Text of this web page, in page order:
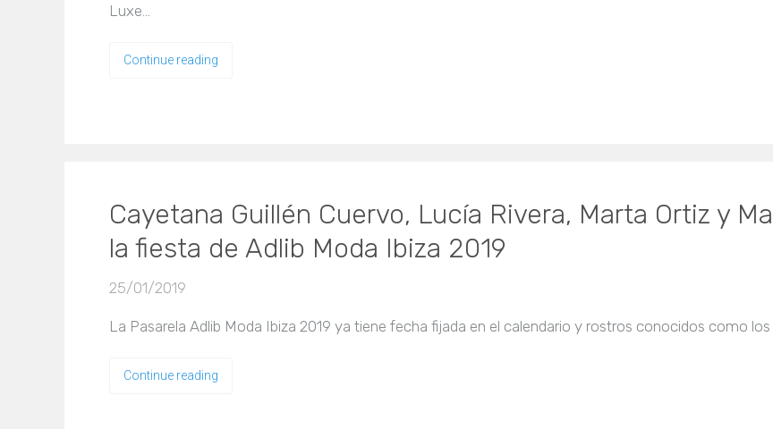
Luxe…
Continue reading
Cayetana Guillén Cuervo, Lucía Rivera, Marta Ortiz y
la fiesta de Adlib Moda Ibiza 2019
25/01/2019
La Pasarela Adlib Moda Ibiza 2019 ya tiene fecha fijada en el calendario y rostros conocidos como los
Continue reading